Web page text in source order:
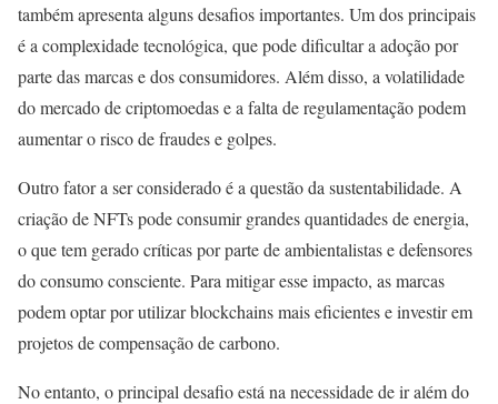
também apresenta alguns desafios importantes. Um dos principais
é a complexidade tecnológica, que pode dificultar a adoção por
parte das marcas e dos consumidores. Além disso, a volatilidade
do mercado de criptomoedas e a falta de regulamentação podem
aumentar o risco de fraudes e golpes.
Outro fator a ser considerado é a questão da sustentabilidade. A
criação de NFTs pode consumir grandes quantidades de energia,
o que tem gerado críticas por parte de ambientalistas e defensores
do consumo consciente. Para mitigar esse impacto, as marcas
podem optar por utilizar blockchains mais eficientes e investir em
projetos de compensação de carbono.
No entanto, o principal desafio está na necessidade de ir além do